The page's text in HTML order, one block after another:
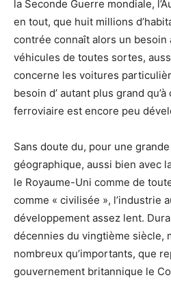
la Seconde Guerre mondiale,
en tout, que huit millions
contrée connaît alors un besoin
véhicules de toutes sortes,
concerne les voitures
besoin d’ autant plus grand
ferroviaire est encore peu
Sans doute du, pour une
géographique, aussi bien avec
le Royaume-Uni comme de
comme « civilisée », l’industrie
développement assez lent.
décennies du vingtième siècle,
nombreux qu’importants, que
gouvernement britannique le